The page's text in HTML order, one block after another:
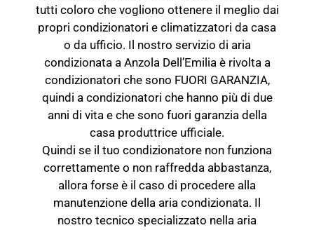
tutti coloro che vogliono ottenere il meglio dai
propri condizionatori e climatizzatori da casa
o da ufficio. Il nostro servizio di aria
condizionata a Anzola Dell’Emilia è rivolta a
condizionatori che sono FUORI GARANZIA,
quindi a condizionatori che hanno più di due
anni di vita e che sono fuori garanzia della
casa produttrice ufficiale.
Quindi se il tuo condizionatore non funziona
correttamente o non raffredda abbastanza,
allora forse è il caso di procedere alla
manutenzione della aria condizionata. Il
nostro tecnico specializzato nella aria